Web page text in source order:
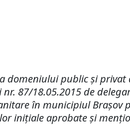
domeniului public şi
87/18.05.2015 de
în municipiul Braşov
iniţiale aprobate şi